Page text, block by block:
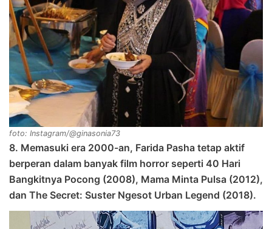
foto: Instagram/@ginasonia73
8. Memasuki era 2000-an, Farida Pasha tetap aktif
berperan dalam banyak film horror seperti 40 Hari
Bangkitnya Pocong (2008), Mama Minta Pulsa (2012),
dan The Secret: Suster Ngesot Urban Legend (2018).